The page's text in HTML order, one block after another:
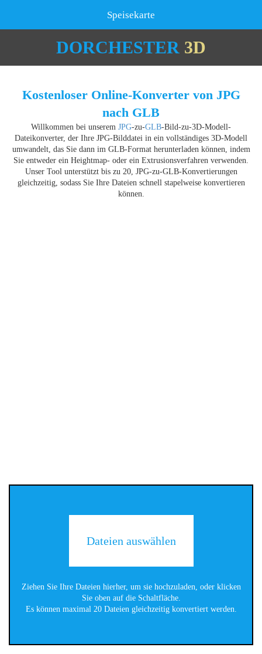
Speisekarte
DORCHESTER 3D
Kostenloser Online-Konverter von JPG
nach GLB
Willkommen bei unserem JPG-zu-GLB-Bild-zu-3D-Modell-
Dateikonverter, der Ihre JPG-Bilddatei in ein vollständiges 3D-Modell
umwandelt, das Sie dann im GLB-Format herunterladen können, indem
Sie entweder ein Heightmap- oder ein Extrusionsverfahren verwenden.
Unser Tool unterstützt bis zu 20, JPG-zu-GLB-Konvertierungen
gleichzeitig, sodass Sie Ihre Dateien schnell stapelweise konvertieren
können.
Dateien auswählen
Ziehen Sie Ihre Dateien hierher, um sie hochzuladen, oder klicken
Sie oben auf die Schaltfläche.
Es können maximal 20 Dateien gleichzeitig konvertiert werden.